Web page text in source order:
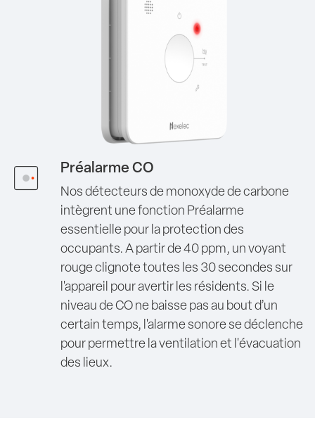
Préalarme CO
Nos détecteurs de monoxyde de carbone
intègrent une fonction Préalarme
essentielle pour la protection des
occupants. A partir de 40 ppm, un voyant
rouge clignote toutes les 30 secondes sur
l'appareil pour avertir les résidents. Si le
niveau de CO ne baisse pas au bout d’un
certain temps, l'alarme sonore se déclenche
pour permettre la ventilation et l'évacuation
des lieux.